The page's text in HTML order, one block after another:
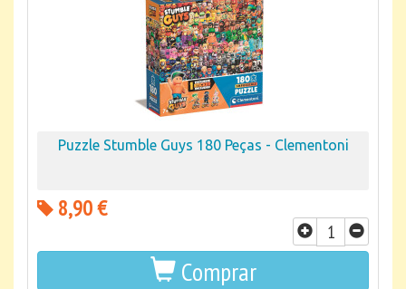
Puzzle Stumble Guys 180 Peças - Clementoni
8,90 €
Comprar